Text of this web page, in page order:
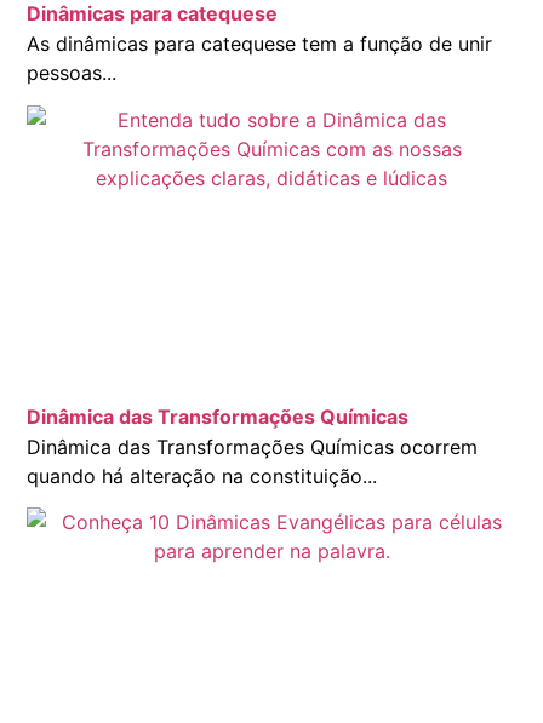
Dinâmicas para catequese
As dinâmicas para catequese tem a função de unir
pessoas...
Dinâmica das Transformações Químicas
Dinâmica das Transformações Químicas ocorrem
quando há alteração na constituição...